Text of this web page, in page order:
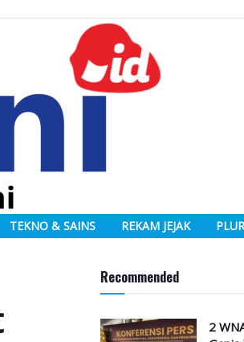
TEKNO & SAINS REKAM JEJAK
Recommended
2